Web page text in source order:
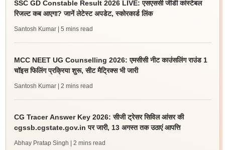
SSC GD Constable Result 2026 LIVE: एसएससी जीडी कांस्टेबल
रिजल्ट कब आएगा? जानें लेटेस्ट अपडेट, स्कोरकार्ड लिंक
Santosh Kumar | 5 mins read
MCC NEET UG Counselling 2026: एमसीसी नीट काउंसलिंग राउंड 1
चॉइस फिलिंग प्रक्रिया शुरू, सीट मैट्रिक्स भी जारी
Santosh Kumar | 2 mins read
CG Tracer Answer Key 2026: सीजी ट्रेसर सिविल आंसर की
cgssb.cgstate.gov.in पर जारी, 13 अगस्त तक उठाएं आपत्ति
Abhay Pratap Singh | 2 mins read